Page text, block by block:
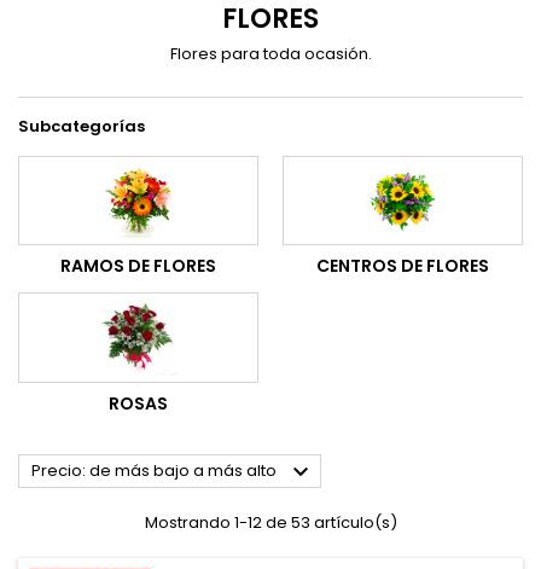
FLORES
Flores para toda ocasión.
Subcategorías
RAMOS DE FLORES CENTROS DE FLORES
ROSAS
Precio: de más bajo a más alto 
Mostrando 1-12 de 53 artículo(s)